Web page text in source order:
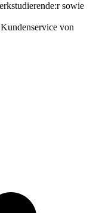
sowie
von